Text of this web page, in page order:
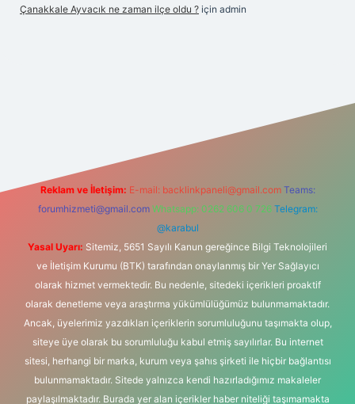
Çanakkale Ayvacık ne zaman ilçe oldu ? için admin
Reklam ve İletişim: E-mail: backlinkpaneli@gmail.com Teams:
forumhizmeti@gmail.com Whatsapp: 0262 606 0 726 Telegram:
@karabul
Yasal Uyarı: Sitemiz, 5651 Sayılı Kanun gereğince Bilgi Teknolojileri
ve İletişim Kurumu (BTK) tarafından onaylanmış bir Yer Sağlayıcı
olarak hizmet vermektedir. Bu nedenle, sitedeki içerikleri proaktif
olarak denetleme veya araştırma yükümlülüğümüz bulunmamaktadır.
Ancak, üyelerimiz yazdıkları içeriklerin sorumluluğunu taşımakta olup,
siteye üye olarak bu sorumluluğu kabul etmiş sayılırlar. Bu internet
sitesi, herhangi bir marka, kurum veya şahıs şirketi ile hiçbir bağlantısı
bulunmamaktadır. Sitede yalnızca kendi hazırladığımız makaleler
paylaşılmaktadır. Burada yer alan içerikler haber niteliği taşımamakta